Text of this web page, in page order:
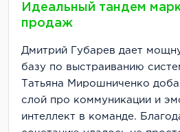
Идеальный тандем
продаж
Дмитрий Губарев дает
базу по выстраиванию
Татьяна Мирошниченко
слой про коммуникации и
интеллект в команде.